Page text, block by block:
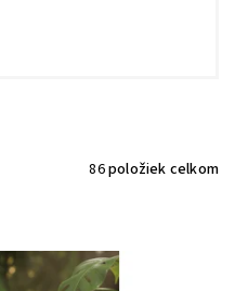
86položiek celkom